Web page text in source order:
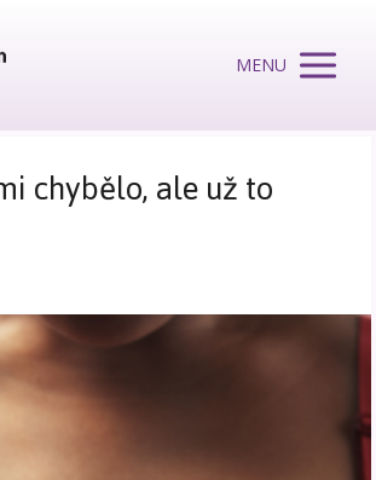
MENU
chybělo, ale už to